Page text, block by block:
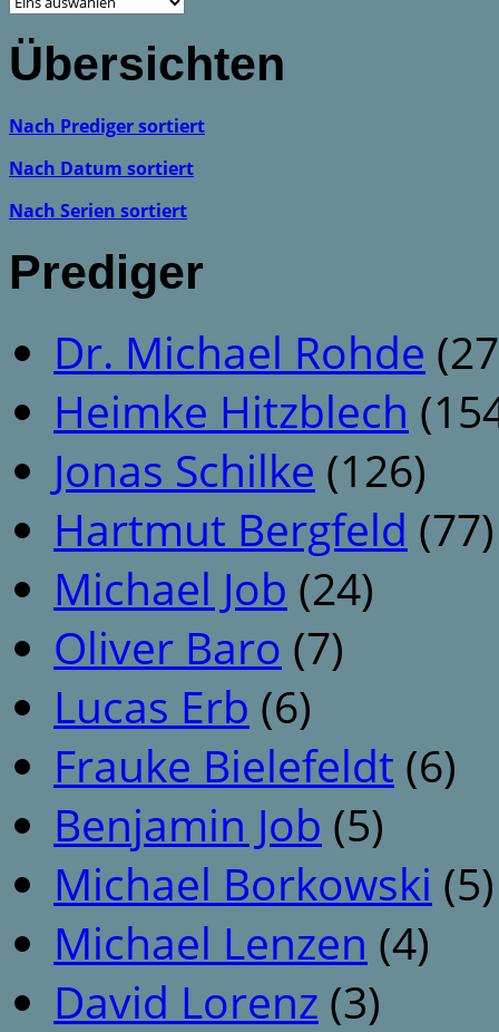
Übersichten
Nach Prediger sortiert
Nach Datum sortiert
Nach Serien sortiert
Prediger
Dr. Michael Rohde
Heimke Hitzblech
Jonas Schilke (126)
Hartmut Bergfeld (77)
Michael Job (24)
Oliver Baro (7)
Lucas Erb (6)
Frauke Bielefeldt (6)
Benjamin Job (5)
Michael Borkowski (5)
Michael Lenzen (4)
David Lorenz (3)